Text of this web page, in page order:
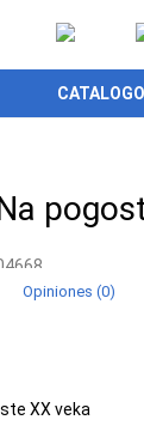
CATALOGO
Opiniones (0)